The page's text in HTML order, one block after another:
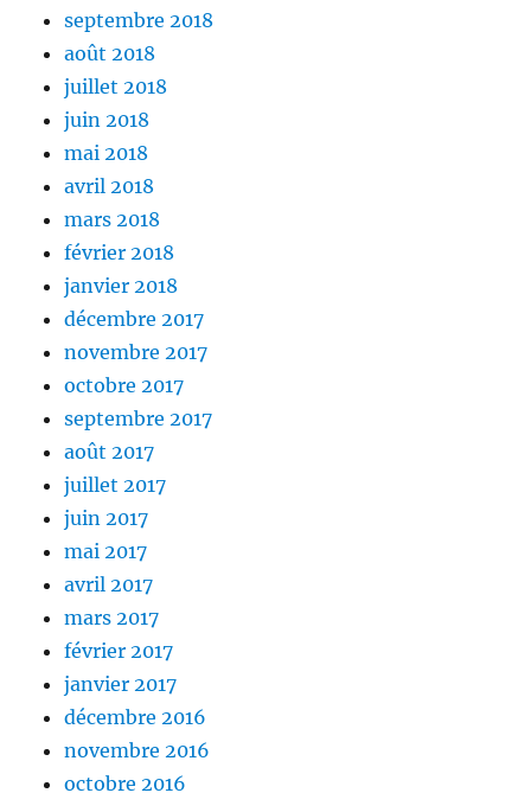
septembre 2018
août 2018
juillet 2018
juin 2018
mai 2018
avril 2018
mars 2018
février 2018
janvier 2018
décembre 2017
novembre 2017
octobre 2017
septembre 2017
août 2017
juillet 2017
juin 2017
mai 2017
avril 2017
mars 2017
février 2017
janvier 2017
décembre 2016
novembre 2016
octobre 2016